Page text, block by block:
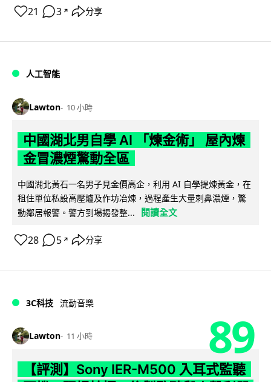
21 3 ↗ 分享
人工智能
Lawton 10 小時
中國湖北男自學 AI 「煉金術」 屋內煉
金冒濃煙驚動全區
中國湖北黃石一名男子見金價高企，利用 AI 自學提煉黃金，在
租住單位私設高壓爐及作坊冶煉，過程產生大量刺鼻濃煙，驚
動鄰居報警。警方到場揭發整...
閱讀全文
28 5 ↗ 分享
3C科技 流動音樂
Lawton 11 小時 89
【評測】Sony IER-M500 入耳式監聽